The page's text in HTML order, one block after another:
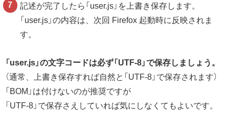
記述が完了したら「user.js」を上書き保存します。
「user.js」の内容は、次回 Firefox 起動時に反映されま
す。
「user.js」の文字コードは必ず「UTF-8」で保存しましょう。
（通常、上書き保存すれば自然と「UTF-8」で保存されます）
「BOM」は付けないのが推奨ですが
「UTF-8」で保存さえしていれば気にしなくてもよいです。